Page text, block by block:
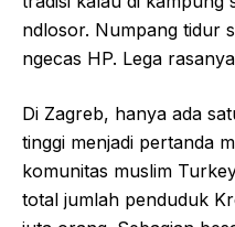
ndlosor. Numpang tidur
ngecas HP. Lega
Di Zagreb, hanya ada
tinggi menjadi pertanda
komunitas muslim
total jumlah penduduk